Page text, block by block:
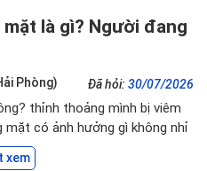
là gì? Người đang
Phòng) Đã hỏi: 30/07/2026
thỉnh thoảng mình bị viêm
có ảnh hưởng gì không nhỉ
xem